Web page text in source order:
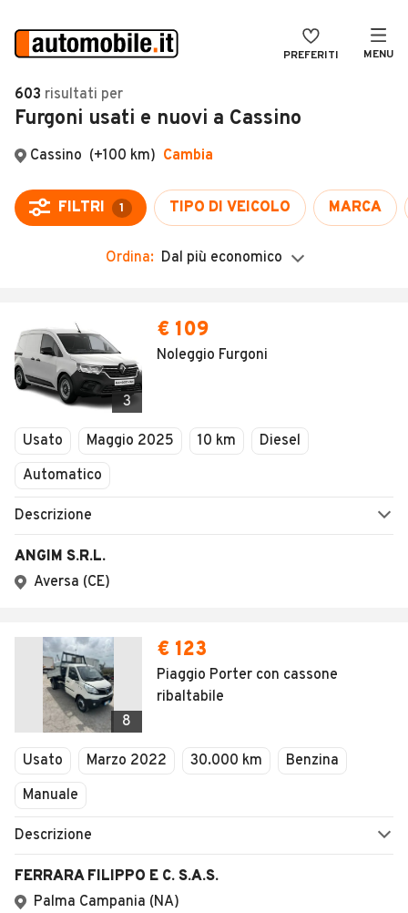
PREFERITI MENU
Auto
Auto usate
Auto Km 0
Auto Nuove
Noleggio a lungo termine
Moto
Camper
Veicoli Commerciali
Concessionari
VENDI
MAGAZINE
ACCEDI
603 risultati per
Furgoni usati e nuovi a Cassino
Cassino (+100 km) Cambia
FILTRI 1 TIPO DI VEICOLO MARCA
Ordina: Dal più economico